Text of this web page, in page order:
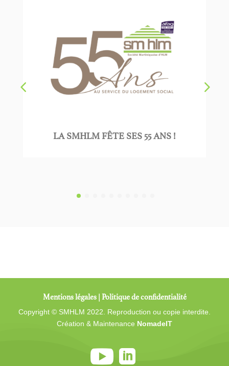
LA SMHLM FÊTE SES 55 ANS !
Mentions légales| Politique de confidentialité
Copyright © SMHLM 2022. Reproduction ou copie interdite.
Création & Maintenance NomadeIT
 